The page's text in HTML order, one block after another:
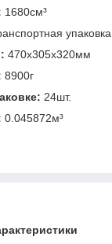
1680см³
упаковка
470x305x320мм
8900г
24шт.
0.045872м³